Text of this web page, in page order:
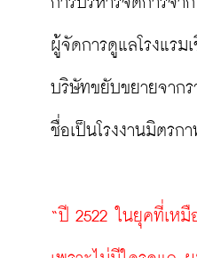
ผู้จัดการดูแลโรงแรม
บริษัทขยับขยายจาก
ชื่อเป็นโรงงานมิตรก
“ปี 2522 ในยุคที่เหมื